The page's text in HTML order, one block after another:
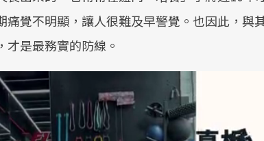
痛覺不明顯，讓人很難及早警覺。也因此，與
才是最務實的防線。